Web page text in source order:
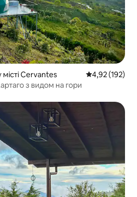
Cervantes Середня
4,92 (192)
з видом на гори